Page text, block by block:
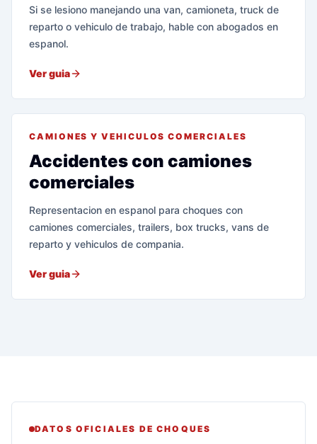
Si se lesiono manejando una van, camioneta, truck de
reparto o vehiculo de trabajo, hable con abogados en
espanol.
Ver guia
CAMIONES Y VEHICULOS COMERCIALES
Accidentes con camiones
comerciales
Representacion en espanol para choques con
camiones comerciales, trailers, box trucks, vans de
reparto y vehiculos de compania.
Ver guia
DATOS OFICIALES DE CHOQUES